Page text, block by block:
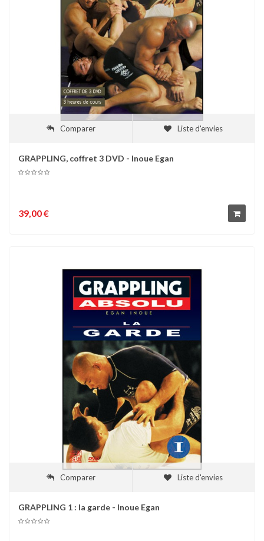
Comparer Liste d'envies
GRAPPLING, coffret 3 DVD - Inoue Egan
39,00 €
Comparer Liste d'envies
GRAPPLING 1 : la garde - Inoue Egan